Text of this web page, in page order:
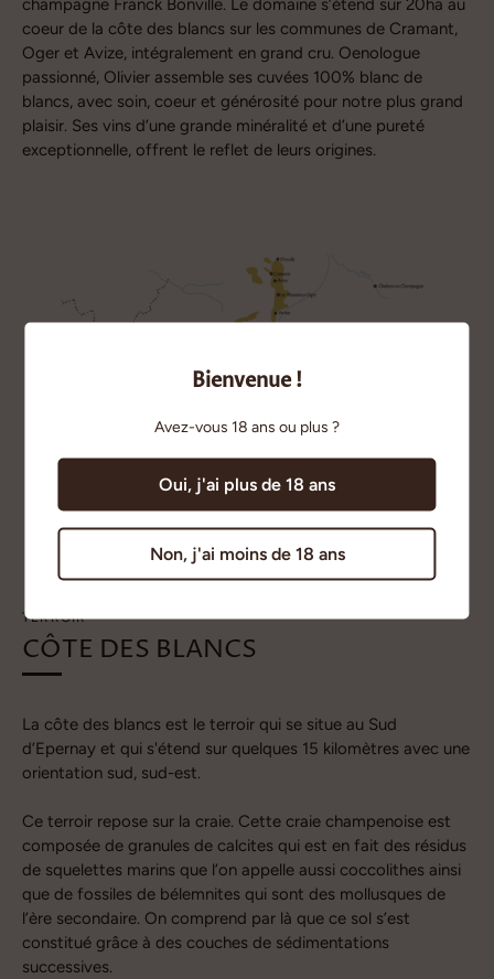
champagne Franck Bonville. Le domaine s’étend sur 20ha au
coeur de la côte des blancs sur les communes de Cramant,
Oger et Avize, intégralement en grand cru. Oenologue
passionné, Olivier assemble ses cuvées 100% blanc de
blancs, avec soin, coeur et générosité pour notre plus grand
plaisir. Ses vins d’une grande minéralité et d’une pureté
exceptionnelle, offrent le reflet de leurs origines.
TERROIR
CÔTE DES BLANCS
La côte des blancs est le terroir qui se situe au Sud
d’Epernay et qui s'étend sur quelques 15 kilomètres avec une
orientation sud, sud-est.
Ce terroir repose sur la craie. Cette craie champenoise est
composée de granules de calcites qui est en fait des résidus
de squelettes marins que l’on appelle aussi coccolithes ainsi
que de fossiles de bélemnites qui sont des mollusques de
l’ère secondaire. On comprend par là que ce sol s’est
constitué grâce à des couches de sédimentations
successives.
Bienvenue !
Avez-vous 18 ans ou plus ?
Oui, j'ai plus de 18 ans
Non, j'ai moins de 18 ans